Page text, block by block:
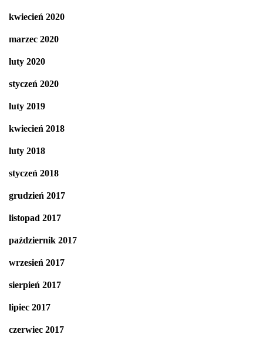
kwiecień 2020
marzec 2020
luty 2020
styczeń 2020
luty 2019
kwiecień 2018
luty 2018
styczeń 2018
grudzień 2017
listopad 2017
październik 2017
wrzesień 2017
sierpień 2017
lipiec 2017
czerwiec 2017